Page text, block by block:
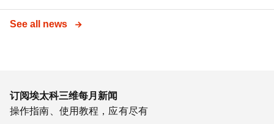
See all news
订阅埃太科三维每月新闻
操作指南、使用教程，应有尽有